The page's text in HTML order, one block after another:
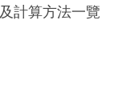
及計算方法一覽